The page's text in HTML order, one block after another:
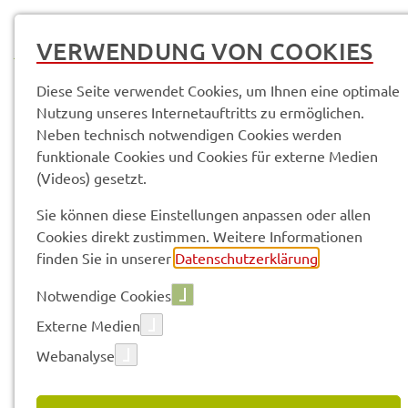
Service­leis­tun­gen & Infor­ma­tio­nen Baye­ri­sche Ehren­amts­kar­te
Vorle­sen
BAYE­RI­SCHE EHREN­AMTS­KAR­
TE
ment der öffent­li­chen Aner­ken­nung Bürger­schaft­li­
VERWENDUNG VON COOKIES
Diese Seite verwendet Cookies, um Ihnen eine optimale
Nutzung unseres Internetauftritts zu ermöglichen.
Neben technisch notwendigen Cookies werden
funktionale Cookies und Cookies für externe Medien
(Videos) gesetzt.
Sie können diese Einstellungen anpassen oder allen
Cookies direkt zustimmen. Weitere Informationen
finden Sie in unserer Datenschutzerklärung
Notwendige Cookies
Externe Medien
Webanalyse